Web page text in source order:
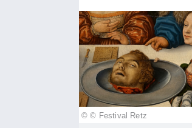
©© Festival Retz